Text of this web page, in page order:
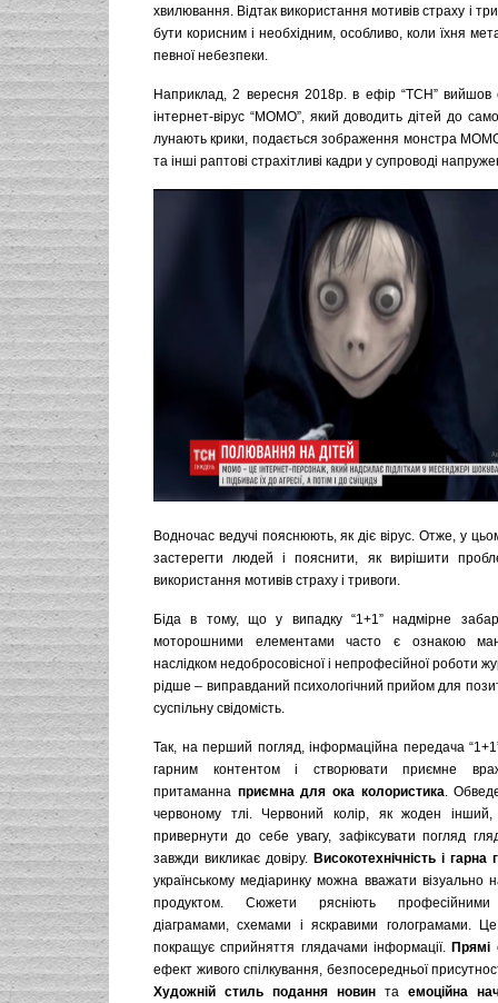
хвилювання. Відтак використання мотивів страху і
бути корисним і необхідним, особливо, коли їхня
певної небезпеки.
Наприклад, 2 вересня 2018р. в ефір “ТСН”
інтернет-вірус “МОМО”, який доводить дітей до
лунають крики, подається зображення монстра
та інші раптові страхітливі кадри у супроводі
Водночас ведучі пояснюють, як діє вірус. Отже, у
застерегти людей і пояснити, як вирішити
використання мотивів страху і тривоги.
Біда в тому, що у випадку “1+1” надмірне
моторошними елементами часто є ознакою
наслідком недобросовісної і непрофесійної роботи
рідше – виправданий психологічний прийом для
суспільну свідомість.
Так, на перший погляд, інформаційна передача
гарним контентом і створювати приємне
притаманна приємна для ока колористика.
червоному тлі. Червоний колір, як жоден
привернути до себе увагу, зафіксувати погляд
завжди викликає довіру. Високотехнічність і гарна
українському медіаринку можна вважати візуально
продуктом. Сюжети рясніють професійними
діаграмами, схемами і яскравими голограмами.
покращує сприйняття глядачами інформації. Прямі
ефект живого спілкування, безпосередньої
Художній стиль подання новин та емоційна